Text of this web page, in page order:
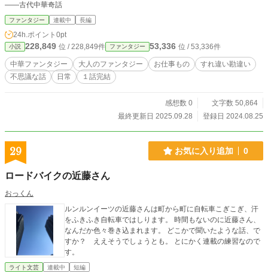
――古代中華奇話
ファンタジー 連載中 長編
24h.ポイント 0pt
小説 228,849 位 / 228,849件 ファンタジー 53,336 位 / 53,336件
中華ファンタジー 大人のファンタジー お仕事もの
すれ違い勘違い
不思議な話
日常 １話完結
感想数 0
文字数 50,864
最終更新日 2025.09.28
登録日 2024.08.25
29 お気に入り追加 0
ロードバイクの近藤さん
おっくん
ルンルンイーツの近藤さんは町から町に自転車こぎこぎ、汗
をふきふき自転車ではしります。 時間もないのに近藤さん、
なんだか色々巻き込まれます。 どこかで聞いたような話、で
すか？ ええそうでしょうとも。 とにかく連載の練習なので
す。
ライト文芸 連載中 短編